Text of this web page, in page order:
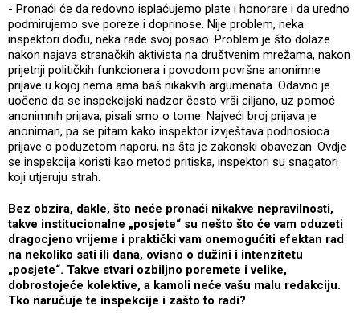
- Pronaći će da redovno isplaćujemo plate i honorare i da uredno
podmirujemo sve poreze i doprinose. Nije problem, neka
inspektori dođu, neka rade svoj posao. Problem je što dolaze
nakon najava stranačkih aktivista na društvenim mrežama, nakon
prijetnji političkih funkcionera i povodom površne anonimne
prijave u kojoj nema ama baš nikakvih argumenata. Odavno je
uočeno da se inspekcijski nadzor često vrši ciljano, uz pomoć
anonimnih prijava, pisali smo o tome. Najveći broj prijava je
anoniman, pa se pitam kako inspektor izvještava podnosioca
prijave o poduzetom naporu, na šta je zakonski obavezan. Ovdje
se inspekcija koristi kao metod pritiska, inspektori su snagatori
koji utjeruju strah.
Bez obzira, dakle, što neće pronaći nikakve nepravilnosti,
takve institucionalne „posjete“ su nešto što će vam oduzeti
dragocjeno vrijeme i praktički vam onemogućiti efektan rad
na nekoliko sati ili dana, ovisno o dužini i intenzitetu
„posjete“. Takve stvari ozbiljno poremete i velike,
dobrostojeće kolektive, a kamoli neće vašu malu redakciju.
Tko naručuje te inspekcije i zašto to radi?